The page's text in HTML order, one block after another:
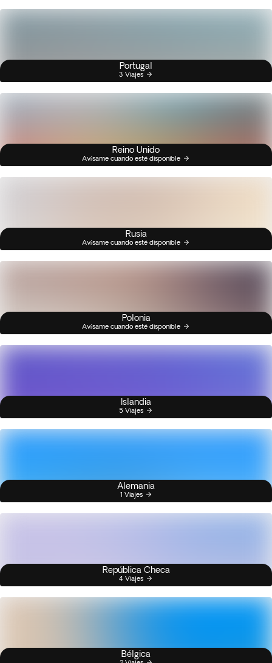
Portugal
3 Viajes
Reino Unido
Avísame cuando esté disponible
Rusia
Avísame cuando esté disponible
Polonia
Avísame cuando esté disponible
Islandia
5 Viajes
Alemania
1 Viajes
República Checa
4 Viajes
Bélgica